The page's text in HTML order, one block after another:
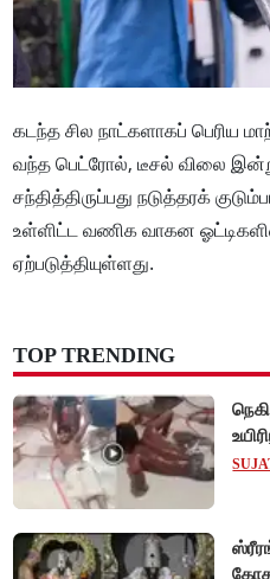
கடந்த சில நாட்களாகப் பெரிய
வந்த பெட்ரோல், டீசல் விலை
சந்தித்திருப்பது நடுத்தரக்
உள்ளிட்ட வணிக வாகன
ஏற்படுத்தியுள்ளது.
TOP TRENDING